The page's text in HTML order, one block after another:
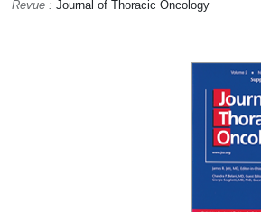
Revue : Journal of Thoracic Oncology